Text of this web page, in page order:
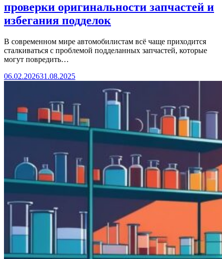
проверки оригинальности запчастей и
избегания подделок
В современном мире автомобилистам всё чаще приходится
сталкиваться с проблемой подделанных запчастей, которые
могут повредить…
06.02.202631.08.2025